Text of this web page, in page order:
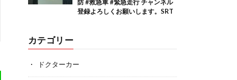
防 #救急車 #緊急走行 チャンネル
登録よろしくお願いします。SRT
カテゴリー
ドクターカー